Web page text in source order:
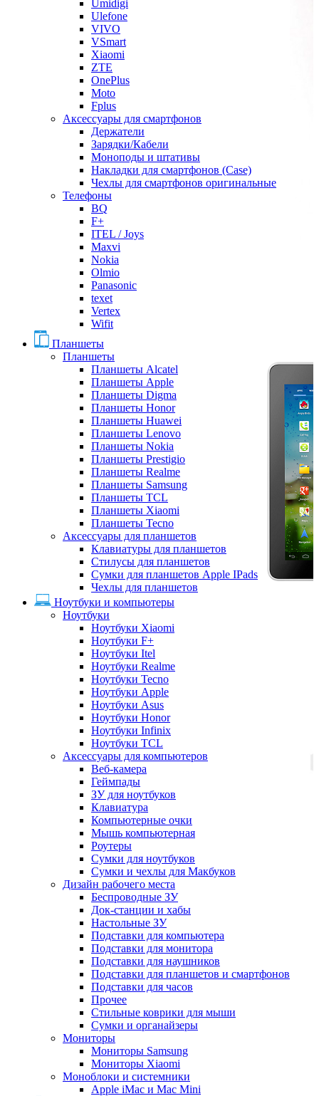
Umidigi
Ulefone
VIVO
VSmart
Xiaomi
ZTE
OnePlus
Moto
Fplus
Аксессуары для смартфонов
Держатели
Зарядки/Кабели
Моноподы и штативы
Накладки для смартфонов (Case)
Чехлы для смартфонов оригинальные
Телефоны
BQ
F+
ITEL / Joys
Maxvi
Nokia
Olmio
Panasonic
texet
Vertex
Wifit
Планшеты
Планшеты
Планшеты Alcatel
Планшеты Apple
Планшеты Digma
Планшеты Honor
Планшеты Huawei
Планшеты Lenovo
Планшеты Nokia
Планшеты Prestigio
Планшеты Realme
Планшеты Samsung
Планшеты TCL
Планшеты Xiaomi
Планшеты Tecno
Аксессуары для планшетов
Клавиатуры для планшетов
Стилусы для планшетов
Сумки для планшетов Apple IPads
Чехлы для планшетов
Ноутбуки и компьютеры
Ноутбуки
Ноутбуки Xiaomi
Ноутбуки F+
Ноутбуки Itel
Ноутбуки Realme
Ноутбуки Tecno
Ноутбуки Apple
Ноутбуки Asus
Ноутбуки Honor
Ноутбуки Infinix
Ноутбуки TCL
Аксессуары для компьютеров
Веб-камера
Геймпады
ЗУ для ноутбуков
Клавиатура
Компьютерные очки
Мышь компьютерная
Роутеры
Сумки для ноутбуков
Сумки и чехлы для Макбуков
Дизайн рабочего места
Беспроводные ЗУ
Док-станции и хабы
Настольные ЗУ
Подставки для компьютера
Подставки для монитора
Подставки для наушников
Подставки для планшетов и смартфонов
Подставки для часов
Прочее
Стильные коврики для мыши
Сумки и органайзеры
Мониторы
Мониторы Samsung
Мониторы Xiaomi
Моноблоки и системники
Apple iMac и Mac Mini